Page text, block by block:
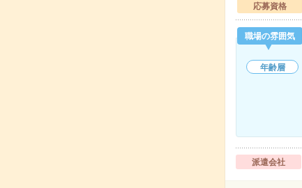
応募資格
職場の雰囲気
年齢層
派遣会社